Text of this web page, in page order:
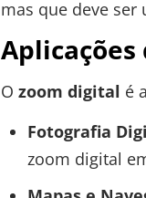
mas que deve ser
Aplicações
O zoom digital é
Fotografia
zoom digital